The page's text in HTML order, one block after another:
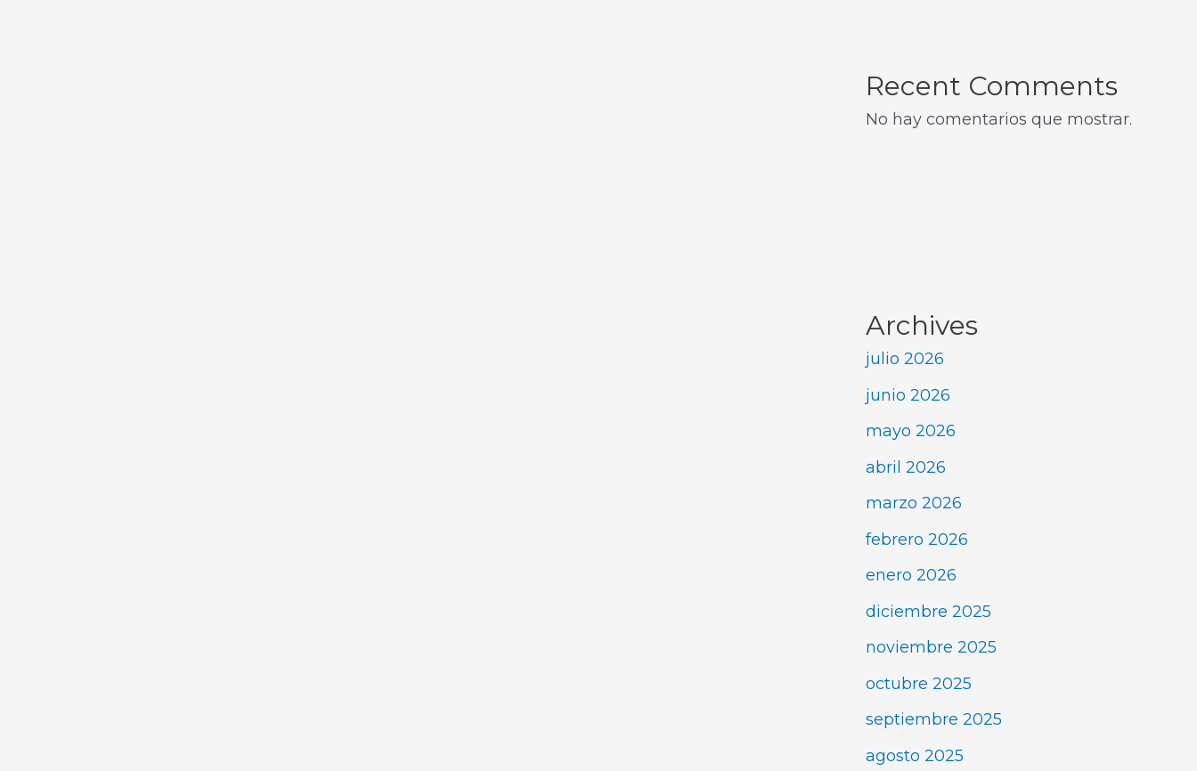
Recent Comments
No hay comentarios que mostrar.
Archives
julio 2026
junio 2026
mayo 2026
abril 2026
marzo 2026
febrero 2026
enero 2026
diciembre 2025
noviembre 2025
octubre 2025
septiembre 2025
agosto 2025